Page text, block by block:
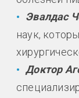
Эвалдас
наук,
Доктор